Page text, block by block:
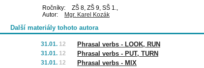
Ročníky:
ZŠ 8, ZŠ 9, SŠ 1.,
Autor:
Mgr. Karel Kozák
Další materiály tohoto autora
31.01. 12 Phrasal verbs - LOOK, RUN
31.01. 12 Phrasal verbs - PUT, TURN
31.01. 12 Phrasal verbs - MIX